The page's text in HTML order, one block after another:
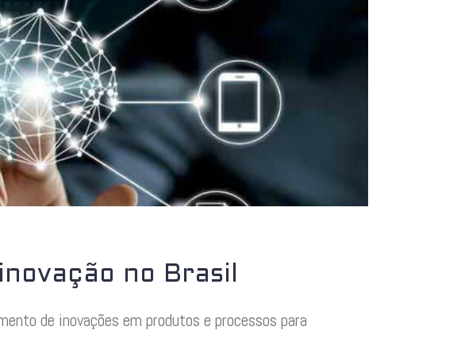
no Brasil
de inovações em produtos e processos para